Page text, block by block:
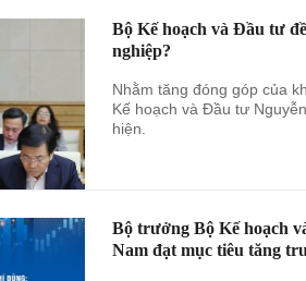
Bộ Kế hoạch và Đầu tư
nghiệp?
Nhằm tăng đóng góp của
Kế hoạch và Đầu tư
hiện.
Bộ trưởng Bộ Kế hoạch
Nam đạt mục tiêu tăng